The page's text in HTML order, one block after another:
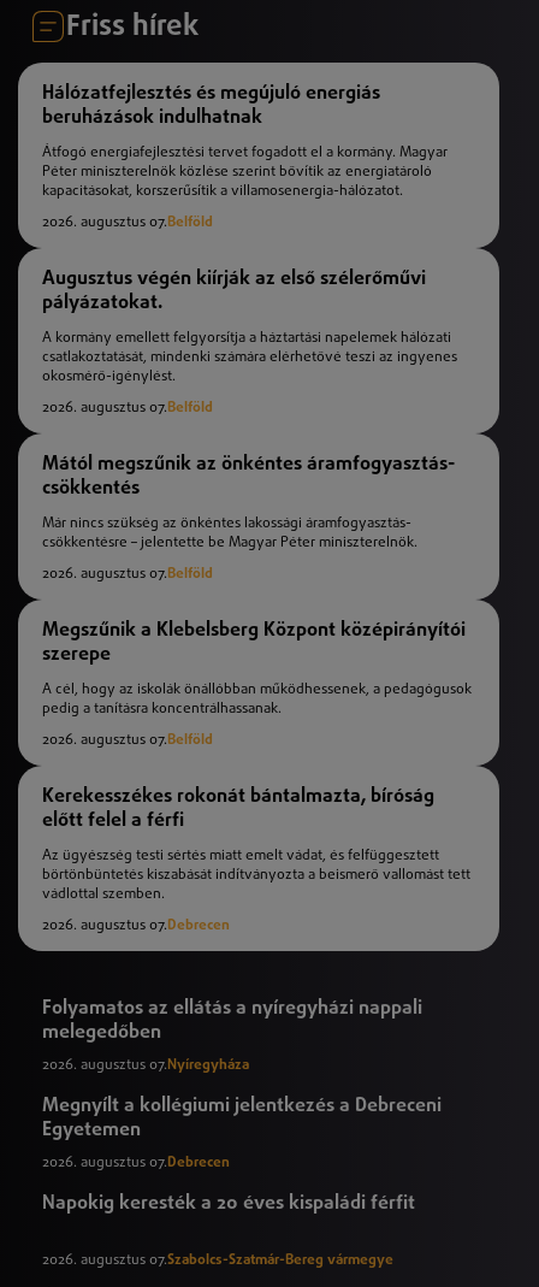
Friss hírek
Hálózatfejlesztés és megújuló energiás
beruházások indulhatnak
Átfogó energiafejlesztési tervet fogadott el a kormány. Magyar
Péter miniszterelnök közlése szerint bővítik az energiatároló
kapacitásokat, korszerűsítik a villamosenergia-hálózatot.
2026. augusztus 07.Belföld
Augusztus végén kiírják az első szélerőművi
pályázatokat.
A kormány emellett felgyorsítja a háztartási napelemek hálózati
csatlakoztatását, mindenki számára elérhetővé teszi az ingyenes
okosmérő-igénylést.
2026. augusztus 07.Belföld
Mától megszűnik az önkéntes áramfogyasztás-
csökkentés
Már nincs szükség az önkéntes lakossági áramfogyasztás-
csökkentésre – jelentette be Magyar Péter miniszterelnök.
2026. augusztus 07.Belföld
Megszűnik a Klebelsberg Központ középirányítói
szerepe
A cél, hogy az iskolák önállóbban működhessenek, a pedagógusok
pedig a tanításra koncentrálhassanak.
2026. augusztus 07.Belföld
Kerekesszékes rokonát bántalmazta, bíróság
előtt felel a férfi
Az ügyészség testi sértés miatt emelt vádat, és felfüggesztett
börtönbüntetés kiszabását indítványozta a beismerő vallomást tett
vádlottal szemben.
2026. augusztus 07.Debrecen
Folyamatos az ellátás a nyíregyházi nappali
melegedőben
2026. augusztus 07. Nyíregyháza
Megnyílt a kollégiumi jelentkezés a Debreceni
Egyetemen
2026. augusztus 07.Debrecen
Napokig keresték a 20 éves kispaládi férfit
2026. augusztus 07.Szabolcs-Szatmár-Bereg vármegye